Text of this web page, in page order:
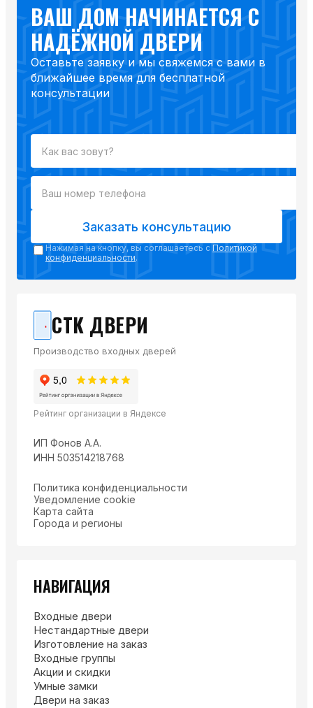
ВАШ ДОМ НАЧИНАЕТСЯ С
НАДЁЖНОЙ ДВЕРИ
Оставьте заявку и мы свяжемся с вами в
ближайшее время для бесплатной
консультации
Заказать консультацию
Нажимая на кнопку, вы соглашаетесь с Политикой
конфиденциальности.
СТК ДВЕРИ
Производство входных дверей
Рейтинг организации в Яндексе
ИП Фонов А.А.
ИНН 503514218768
Политика конфиденциальности
Уведомление cookie
Карта сайта
Города и регионы
НАВИГАЦИЯ
Входные двери
Нестандартные двери
Изготовление на заказ
Входные группы
Акции и скидки
Умные замки
Двери на заказ